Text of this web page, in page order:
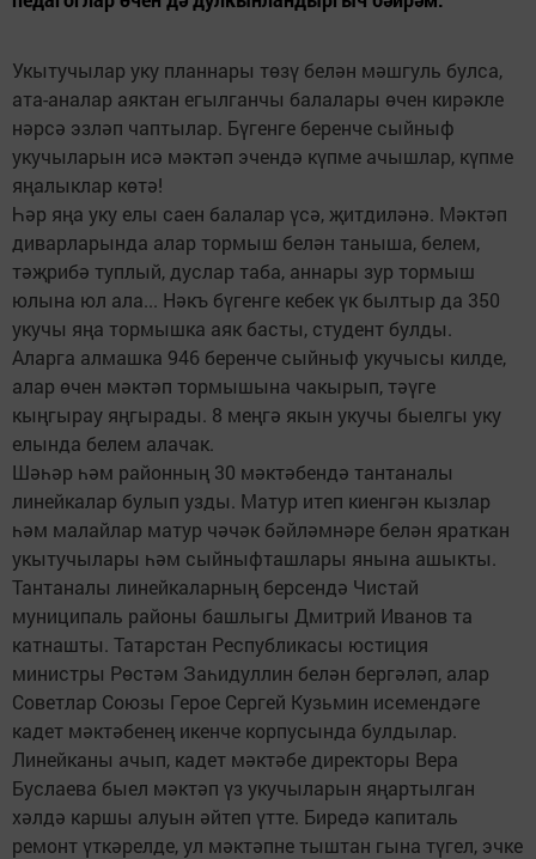
Укытучылар уку планнары төзү белән мәшгуль булса,
ата-аналар аяктан егылганчы балалары өчен кирәкле
нәрсә эзләп чаптылар. Бүгенге беренче сыйныф
укучыларын исә мәктәп эчендә күпме ачышлар, күпме
яңалыклар көтә!
Һәр яңа уку елы саен балалар үсә, җитдиләнә. Мәктәп
диварларында алар тормыш белән таныша, белем,
тәҗрибә туплый, дуслар таба, аннары зур тормыш
юлына юл ала... Нәкъ бүгенге кебек үк былтыр да 350
укучы яңа тормышка аяк басты, студент булды.
Аларга алмашка 946 беренче сыйныф укучысы килде,
алар өчен мәктәп тормышына чакырып, тәүге
кыңгырау яңгырады. 8 меңгә якын укучы быелгы уку
елында белем алачак.
Шәһәр һәм районның 30 мәктәбендә тантаналы
линейкалар булып узды. Матур итеп киенгән кызлар
һәм малайлар матур чәчәк бәйләмнәре белән яраткан
укытучылары һәм сыйныфташлары янына ашыкты.
Тантаналы линейкаларның берсендә Чистай
муниципаль районы башлыгы Дмитрий Иванов та
катнашты. Татарстан Республикасы юстиция
министры Рөстәм Заһидуллин белән бергәләп, алар
Советлар Союзы Герое Сергей Кузьмин исемендәге
кадет мәктәбенең икенче корпусында булдылар.
Линейканы ачып, кадет мәктәбе директоры Вера
Буслаева быел мәктәп үз укучыларын яңартылган
хәлдә каршы алуын әйтеп үтте. Биредә капиталь
ремонт үткәрелде, ул мәктәпне тыштан гына түгел, эчке